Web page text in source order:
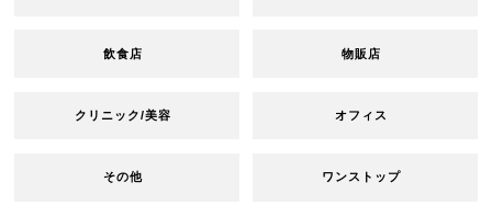
飲食店 物販店
クリニック/美容 オフィス
その他 ワンストップ